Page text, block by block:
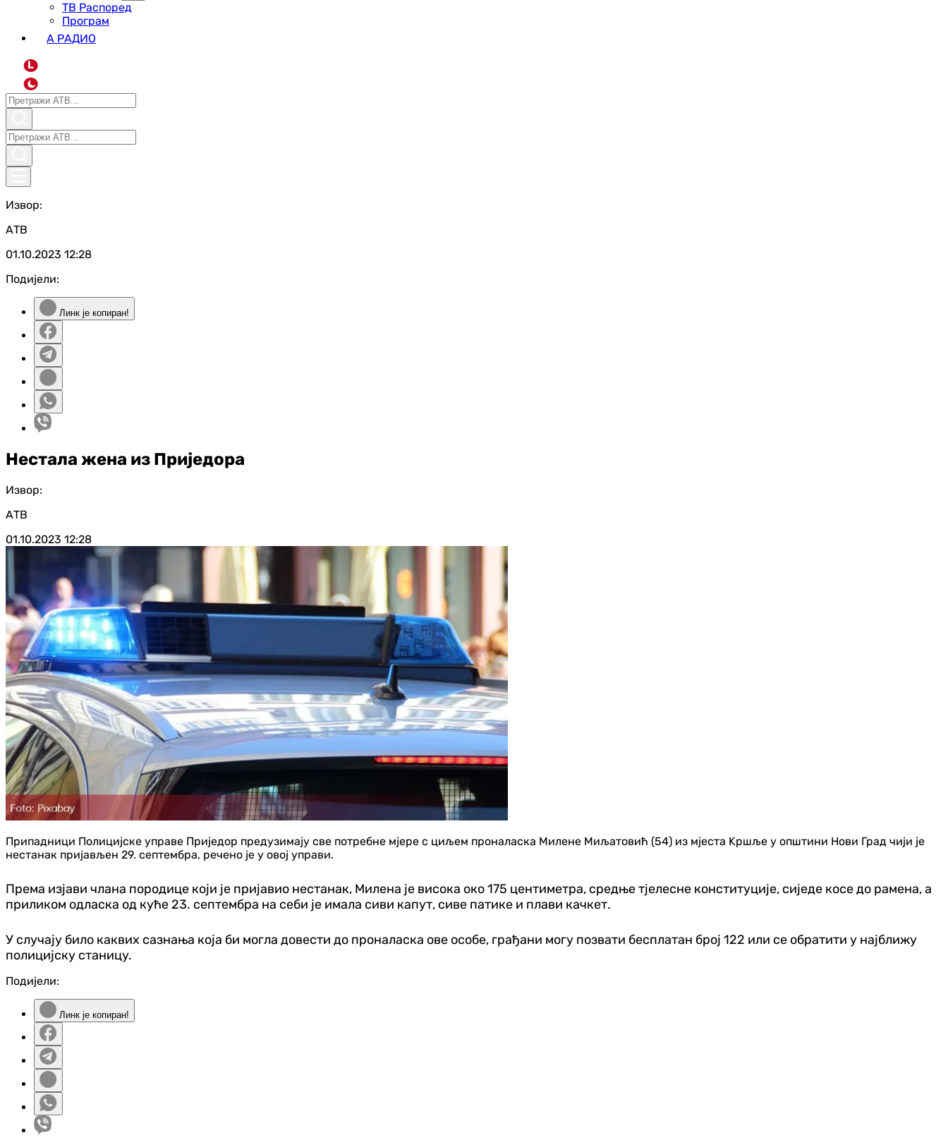
ТВ Распоред
Програм
А РАДИО
L
Извор:
АТВ
01.10.2023 12:28
Подијели:
Линк је копиран!
Нестала жена из Приједора
Извор:
АТВ
01.10.2023 12:28
Припадници Полицијске управе Приједор предузимају све потребне мјере с циљем проналаска Милене Миљатовић (54) из мјеста Kршље у општини Нови Град чији је
нестанак пријављен 29. септембра, речено је у овој управи.
Према изјави члана породице који је пријавио нестанак, Милена је висока око 175 центиметра, средње тјелесне конституције, сиједе косе до рамена, а
приликом одласка од куће 23. септембра на себи је имала сиви капут, сиве патике и плави качкет.
У случају било каквих сазнања која би могла довести до проналаска ове особе, грађани могу позвати бесплатан број 122 или се обратити у најближу
полицијску станицу.
Подијели:
Линк је копиран!